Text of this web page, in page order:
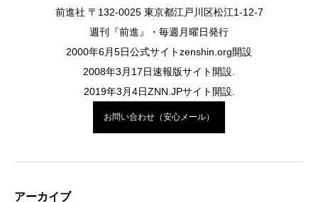
前進社 〒132-0025 東京都江戸川区松江1-12-7
週刊『前進』・毎週月曜日発行
2000年6月5日公式サイトzenshin.org開設
2008年3月17日速報版サイト開設.
2019年3月4日ZNN.JPサイト開設.
お問い合わせ（安心メール）
アーカイブ